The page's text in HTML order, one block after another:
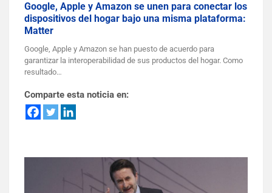
Google, Apple y Amazon se unen para conectar los
dispositivos del hogar bajo una misma plataforma:
Matter
Google, Apple y Amazon se han puesto de acuerdo para
garantizar la interoperabilidad de sus productos del hogar. Como
resultado…
Comparte esta noticia en: